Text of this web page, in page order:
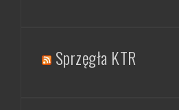
Sprzęgła KTR